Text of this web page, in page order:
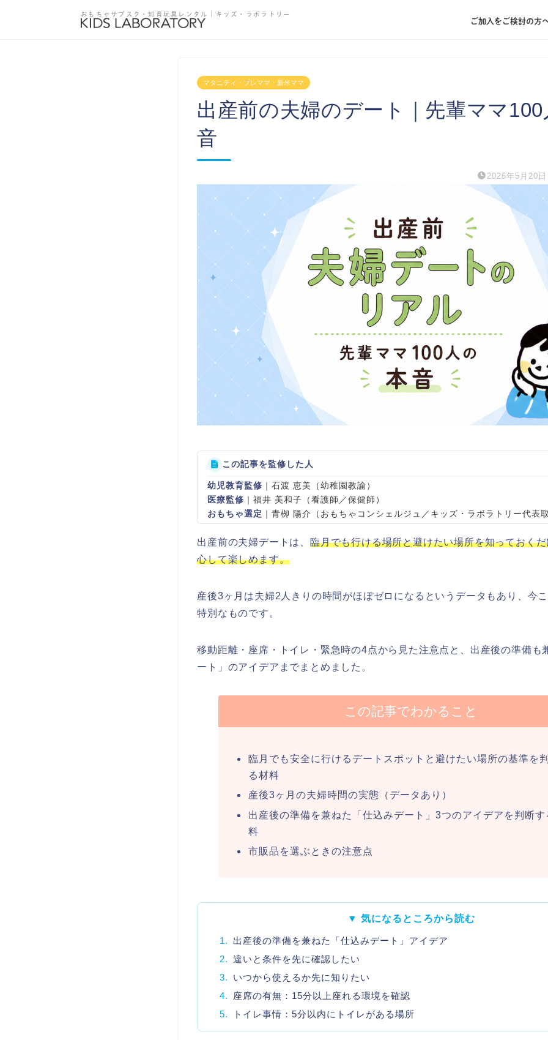
おもちゃサブスク・知育玩具レンタル ｜キッズ・ラボラトリー
ご加入をご検討の方
マタニティ・プレママ・新米ママ
出産前の夫婦のデート｜先輩ママ
音
2026年5月20日
この記事を監修した人
幼児教育監修 ｜石渡 恵美（幼稚園教諭）
医療監修 ｜福井 美和子（看護師／保健師）
おもちゃ選定 ｜青栁 陽介（おもちゃコンシェルジュ／キッズ・ラボラトリー代表
出産前の夫婦デートは、 臨月でも行ける場所と避けたい場所を知っておく
心して楽しめます。
産後3ヶ月は夫婦2人きりの時間がほぼゼロになるというデータもあり、今
特別なものです。
移動距離・座席・トイレ・緊急時の4点から見た注意点と、出産後の準備も
ート」のアイデアまでまとめました。
この記事でわかること
臨月でも安全に行けるデートスポットと避けたい場所の基準を
る材料
産後3ヶ月の夫婦時間の実態（データあり）
出産後の準備を兼ねた「仕込みデート」3つのアイデアを判断す
料
市販品を選ぶときの注意点
▼ 気になるところから読む
1.
出産後の準備を兼ねた「仕込みデート」アイデア
2. 違いと条件を先に確認したい
3.
いつから使えるか先に知りたい
4.
座席の有無：15分以上座れる環境を確認
5.
トイレ事情：5分以内にトイレがある場所